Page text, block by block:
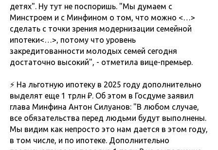
детях". Ну тут не поспоришь. "Мы думаем с
Минстроем и с Минфином о том, что можно <…>
сделать с точки зрения модернизации семейной
ипотеки<…>, потому что уровень
закредитованности молодых семей сегодня
достаточно высокий", - отметила вице-премьер.
⚡️ На льготную ипотеку в 2025 году дополнительно
выделят еще 1 трлн ₽. Об этом в Госдуме заявил
глава Минфина Антон Силуанов: "В любом случае,
все обязательства перед людьми будут выполнены.
Мы видим как непросто это нам дается в этом году,
в том числе, и по ипотеке. Дополнительно